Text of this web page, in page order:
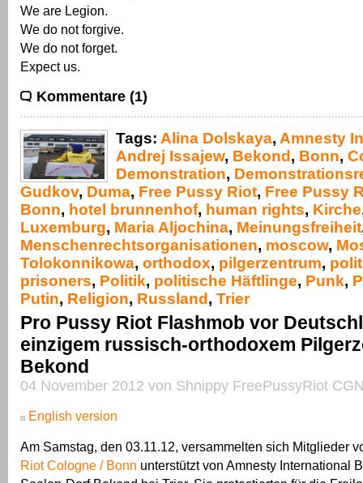
We are Legion.
We do not forgive.
We do not forget.
Expect us.
Kommentare (1)
Tags: Alina Dolskaya, Amnesty
Andrej Issajew, Bekond , Bonn,
Demonstration,
Gudkov, Duma, Free Pussy Riot, Free Pussy
Bonn, hotel brunnenhof, human rights, Kirche
Luxemburg, Maria Aljochina, Meinungsfreiheit
Menschenrechtsorganisationen, moscow,
Tolokonnikowa, orthodox, pilgerzentrum,
prisoners, Politik, politische Häftlinge, Punk,
Putin, Religion, Russland , Trier
Pro Pussy Riot Flashmob vor
einzigem russisch-orthodoxem
Bekond
04 November 2012 von Shnippy FreePussyRiot
English version
Am Samstag, den 03.11.12, versammelten sich Mitglieder
Riot Cologne / Bonn unterstützt von Amnesty International